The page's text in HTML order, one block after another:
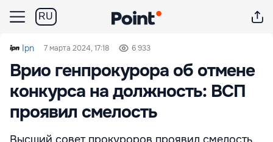
RU
Ipn 7 марта 2024, 17:18 6 933
Врио генпрокурора об отмене
конкурса на должность: ВСП
проявил смелость